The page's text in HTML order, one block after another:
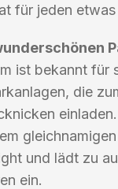
für jeden
ist bekannt für
die
und lädt zu
ein.